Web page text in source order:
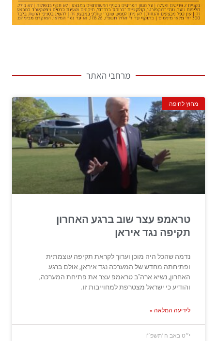
מרחבי האתר
מחוץ לחיפה
טראמפ עצר שוב ברגע האחרון
תקיפה נגד איראן
נדמה שהכל היה מוכן וערוך לקראת תקיפה עוצמתית
ופתיחתה מחדש של המערכה נגד איראן, אולם ברגע
האחרון, נשיא ארה"ב טראמפ עצר את פתיחת המערכה,
והודיע כי ישראל מצטרפת למחוייבות זו.
לידיעה המלאה »
י״ט באב ה׳תשפ״ו